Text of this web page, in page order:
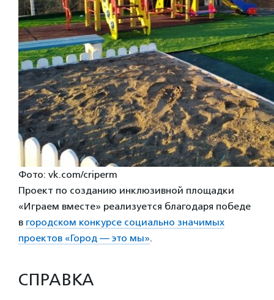
Фото: vk.com/criperm
Проект по созданию инклюзивной площадки
«Играем вместе» реализуется благодаря победе
в городском конкурсе социально значимых
проектов «Город — это мы».
СПРАВКА